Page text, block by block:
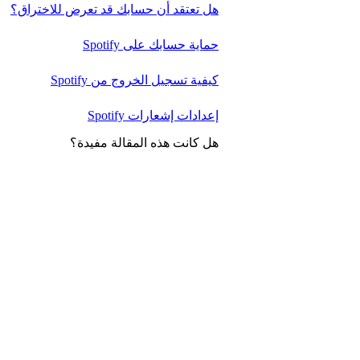
هل تعتقد أن حسابك قد تعرض للاختراق؟
حماية حسابك على Spotify
كيفية تسجيل الخروج من Spotify
إعدادات إشعارات Spotify
هل كانت هذه المقالة مفيدة؟